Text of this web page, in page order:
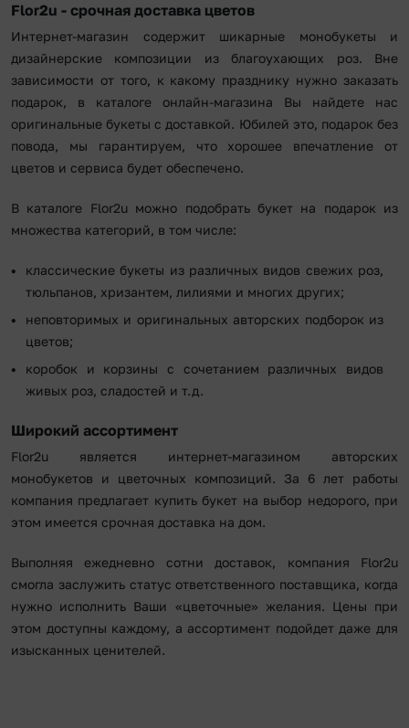
Flor2u - срочная доставка цветов
Интернет-магазин содержит шикарные монобукеты и
дизайнерские композиции из благоухающих роз. Вне
зависимости от того, к какому празднику нужно заказать
подарок, в каталоге онлайн-магазина Вы найдете нас
оригинальные букеты с доставкой. Юбилей это, подарок без
повода, мы гарантируем, что хорошее впечатление от
цветов и сервиса будет обеспечено.
В каталоге Flor2u можно подобрать букет на подарок из
множества категорий, в том числе:
классические букеты из различных видов свежих роз,
тюльпанов, хризантем, лилиями и многих других;
неповторимых и оригинальных авторских подборок из
цветов;
коробок и корзины с сочетанием различных видов
живых роз, сладостей и т.д.
Широкий ассортимент
Flor2u является интернет-магазином авторских
монобукетов и цветочных композиций. За 6 лет работы
компания предлагает купить букет на выбор недорого, при
этом имеется срочная доставка на дом.
Выполняя ежедневно сотни доставок, компания Flor2u
смогла заслужить статус ответственного поставщика, когда
нужно исполнить Ваши «цветочные» желания. Цены при
этом доступны каждому, а ассортимент подойдет даже для
изысканных ценителей.